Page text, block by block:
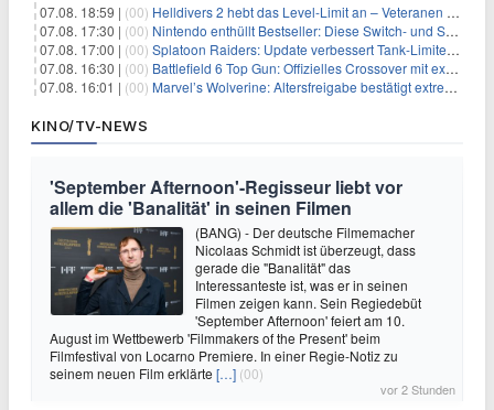
07.08. 18:59 | (00) Helldivers 2 hebt das Level-Limit an – Veteranen können endlich weiter aufsteigen
07.08. 17:30 | (00) Nintendo enthüllt Bestseller: Diese Switch- und Switch-2-Spiele verkaufen sich am besten
07.08. 17:00 | (00) Splatoon Raiders: Update verbessert Tank-Limiter und behebt Bugs
07.08. 16:30 | (00) Battlefield 6 Top Gun: Offizielles Crossover mit exklusiven Inhalten angekündigt
07.08. 16:01 | (00) Marvel’s Wolverine: Altersfreigabe bestätigt extreme Gewalt und düstere Szenen
KINO/TV-NEWS
'September Afternoon'-Regisseur liebt vor
allem die 'Banalität' in seinen Filmen
(BANG) - Der deutsche Filmemacher
Nicolaas Schmidt ist überzeugt, dass
gerade die "Banalität" das
Interessanteste ist, was er in seinen
Filmen zeigen kann. Sein Regiedebüt
'September Afternoon' feiert am 10.
August im Wettbewerb 'Filmmakers of the Present' beim
Filmfestival von Locarno Premiere. In einer Regie-Notiz zu
seinem neuen Film erklärte […] (00)
vor 2 Stunden